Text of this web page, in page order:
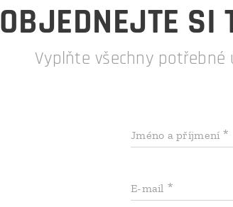
OBJEDNEJTE SI
Vyplňte všechny potřebné
Jméno a příjmení
E-mail